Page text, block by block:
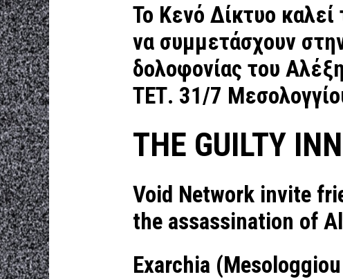
Το Κενό Δίκτυο καλεί
να συμμετάσχουν
δολοφονίας του
ΤΕΤ. 31/7
THE GUILTY
Void Network invite
the assassination of
Exarchia